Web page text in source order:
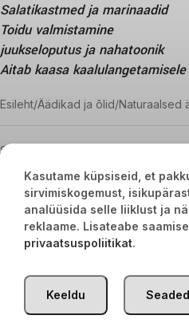
Salatikastmed ja marinaadid
Toidu valmistamine
juukseloputus ja nahatoonik
Aitab kaasa kaalulangetamisele
Esileht Äädikad ja õlid Naturaalsed
Sinu valikutele vastavaid tooteid ei
TÜRGI
Kasutame küpsiseid, et
sirvimiskogemust,
analüüsida selle liiklust ja
reklaame. Lisateabe
privaatsuspoliitikat.
Seaded
Keeldu